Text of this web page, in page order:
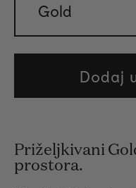
Gold
Dodaj
Priželjkivani
prostora.